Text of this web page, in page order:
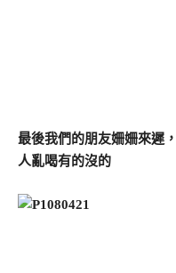
最後我們的朋友姍姍來遲
人亂喝有的沒的